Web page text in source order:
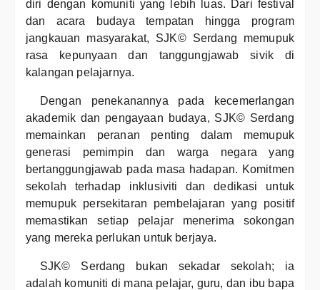
diri dengan komuniti yang lebih luas. Dari festival
dan acara budaya tempatan hingga program
jangkauan masyarakat, SJK© Serdang memupuk
rasa kepunyaan dan tanggungjawab sivik di
kalangan pelajarnya.
Dengan penekanannya pada kecemerlangan
akademik dan pengayaan budaya, SJK© Serdang
memainkan peranan penting dalam memupuk
generasi pemimpin dan warga negara yang
bertanggungjawab pada masa hadapan. Komitmen
sekolah terhadap inklusiviti dan dedikasi untuk
memupuk persekitaran pembelajaran yang positif
memastikan setiap pelajar menerima sokongan
yang mereka perlukan untuk berjaya.
SJK© Serdang bukan sekadar sekolah; ia
adalah komuniti di mana pelajar, guru, dan ibu bapa